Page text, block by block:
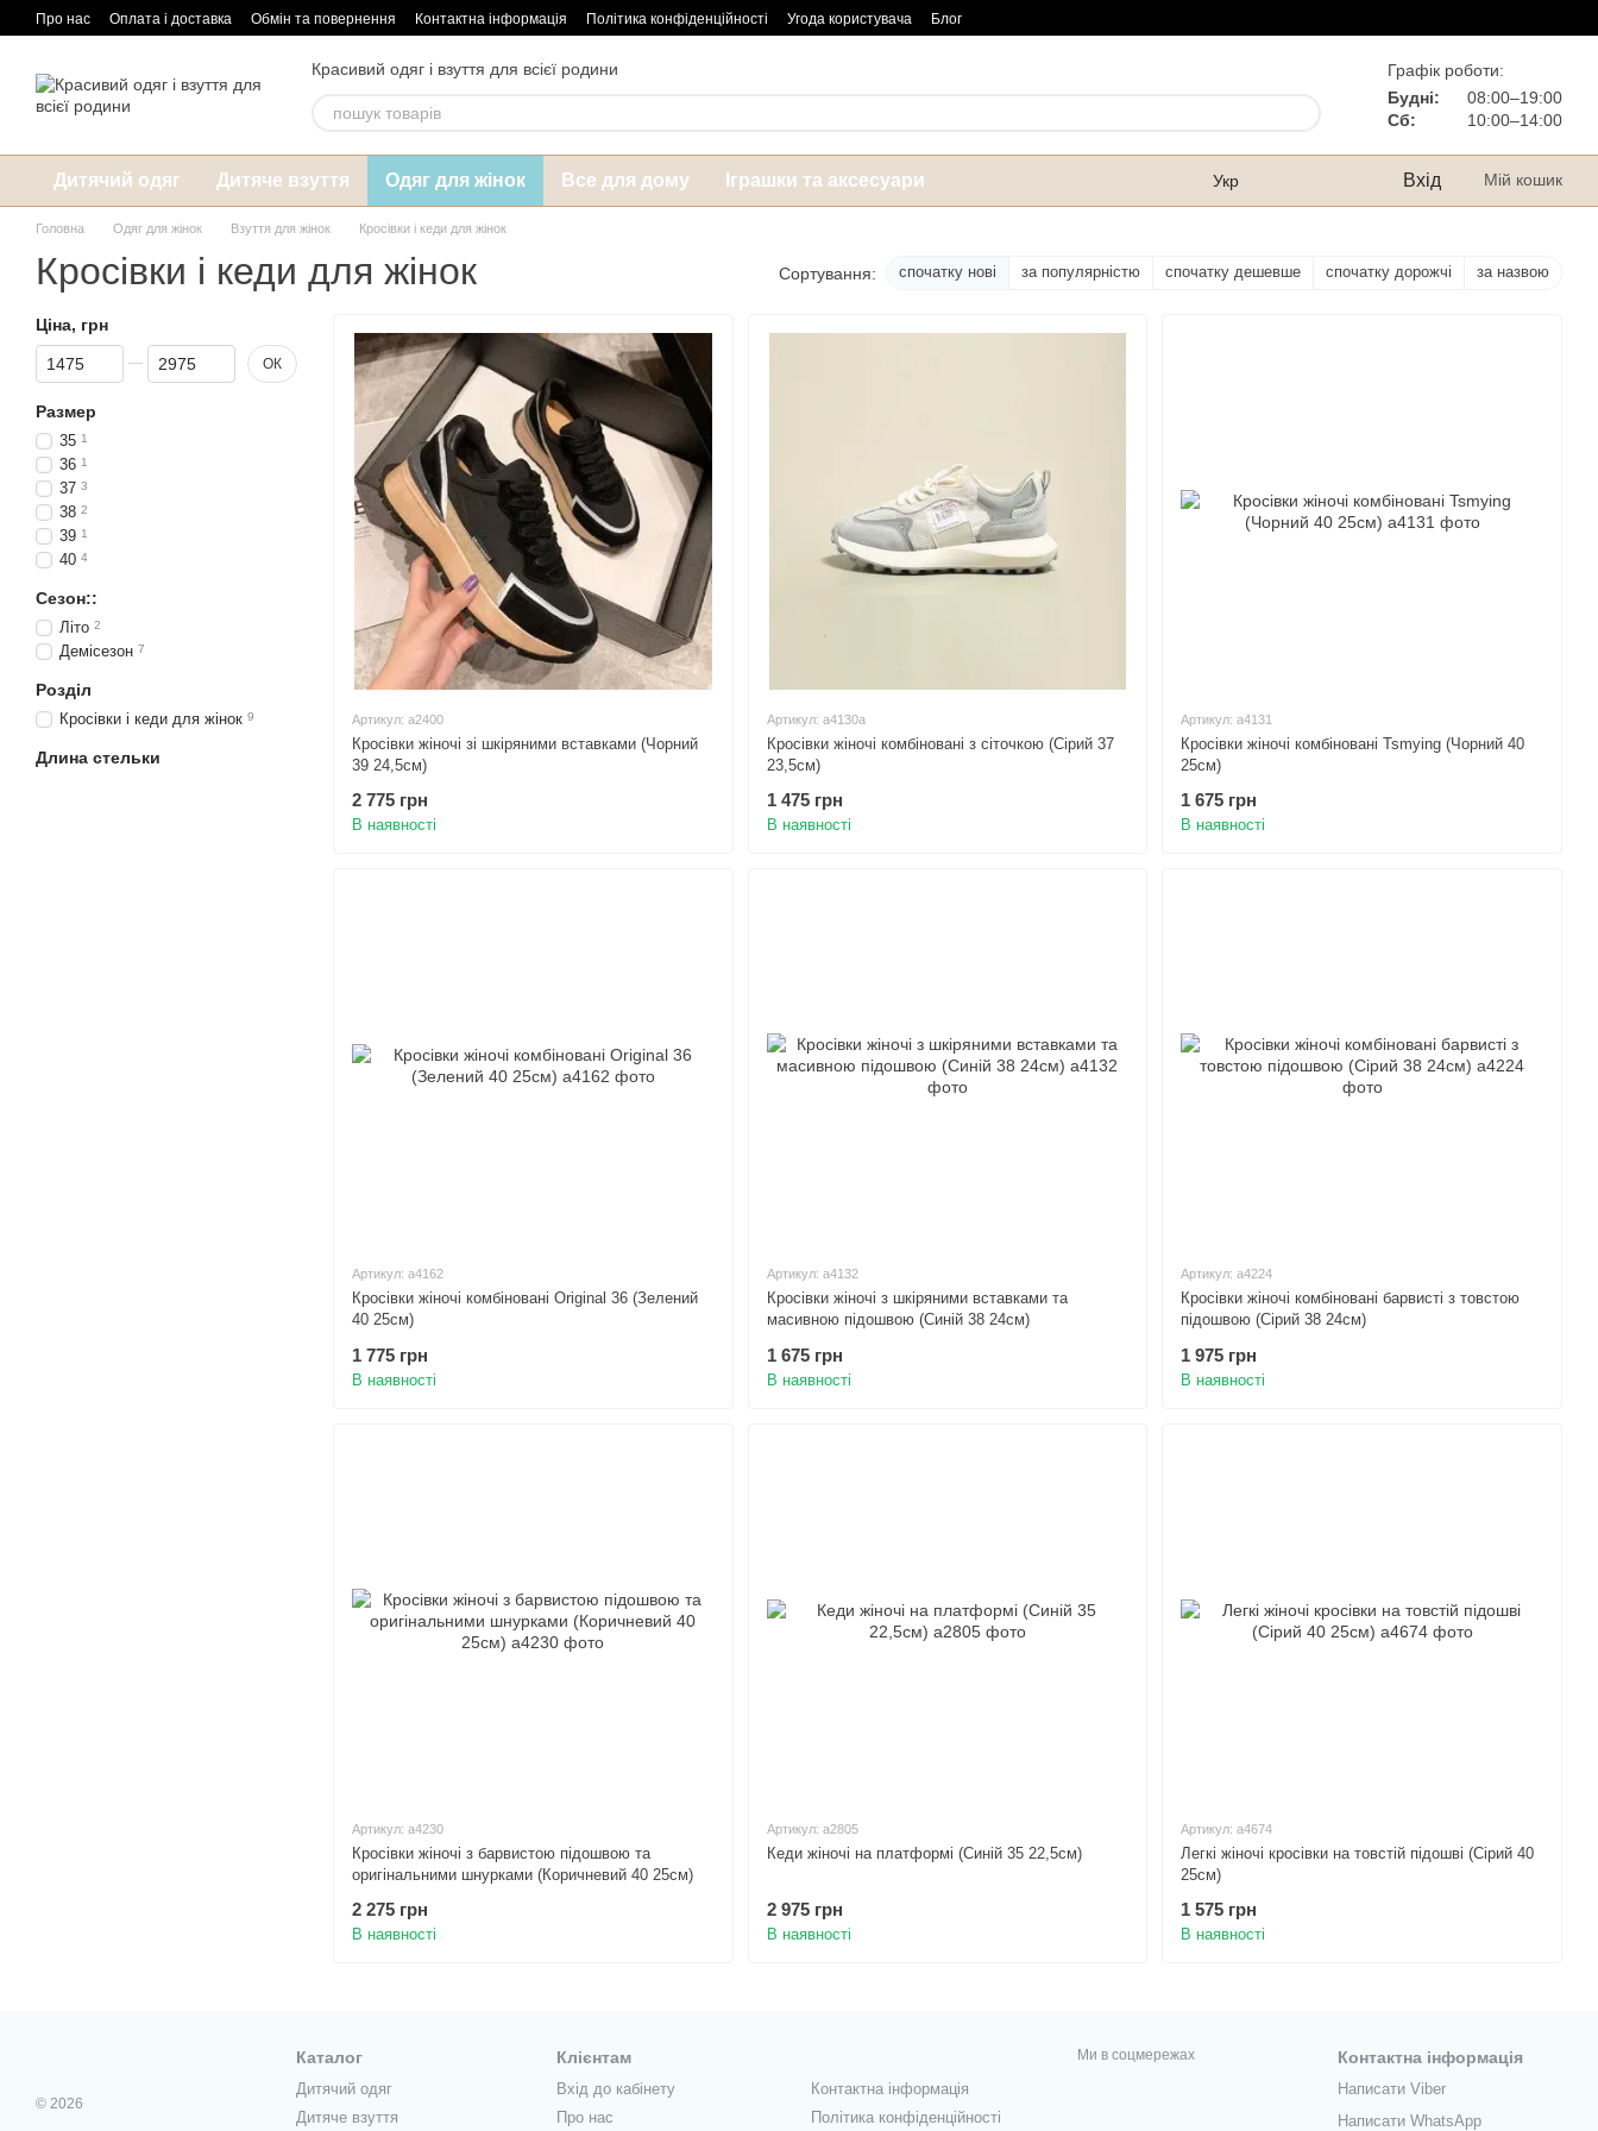
Перейти до основного контенту
Про нас Оплата і доставка Обмін та повернення Контактна інформація Політика конфіденційності Угода користувача Блог
Красивий одяг і взуття для всієї родини
Графік роботи:
Будні:
08:00–19:00
Сб:
10:00–14:00
Дитячий одяг Дитяче взуття Одяг для жінок Все для дому Іграшки та аксесуари Укр Вхід Мій кошик
Головна Одяг для жінок Взуття для жінок Кросівки і кеди для жінок
Кросівки і кеди для жінок Сортування: спочатку нові за популярністю спочатку дешевше спочатку дорожчі за назвою
Артикул: а2400
Кросівки жіночі зі шкіряними вставками (Чорний
39 24,5см)
2 775 грн
В наявності
Артикул: а4130а
Кросівки жіночі комбіновані з сіточкою (Сірий 37
23,5см)
1 475 грн
В наявності
Артикул: а4131
Кросівки жіночі комбіновані Tsmying (Чорний 40
25см)
1 675 грн
В наявності
Артикул: а4162
Кросівки жіночі комбіновані Original 36 (Зелений
40 25см)
1 775 грн
В наявності
Артикул: а4132
Кросівки жіночі з шкіряними вставками та
масивною підошвою (Синій 38 24см)
1 675 грн
В наявності
Артикул: а4224
Кросівки жіночі комбіновані барвисті з товстою
підошвою (Сірий 38 24см)
1 975 грн
В наявності
Артикул: а4230
Кросівки жіночі з барвистою підошвою та
оригінальними шнурками (Коричневий 40 25см)
2 275 грн
В наявності
Артикул: а2805
Кеди жіночі на платформі (Синій 35 22,5см)
2 975 грн
В наявності
Артикул: а4674
Легкі жіночі кросівки на товстій підошві (Сірий 40
25см)
1 575 грн
В наявності
Ціна, грн
Від Ціна, грн
До Ціна, грн ОК
Размер
35 1
36 1
37 3
38 2
39 1
40 4
Сезон::
Літо 2
Демісезон 7
Розділ
Кросівки і кеди для жінок 9
Длина стельки
© 2026
Каталог
Дитячий одяг
Дитяче взуття
Клієнтам
Вхід до кабінету
Про нас
Контактна інформація
Політика конфіденційності
Ми в соцмережах Контактна інформація
Написати Viber
Написати WhatsApp